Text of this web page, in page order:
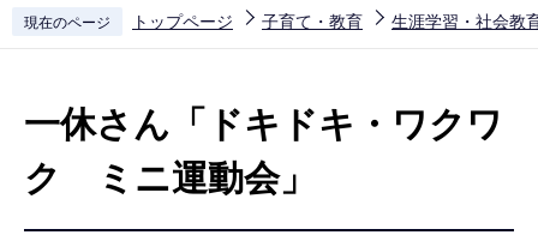
現在のページ トップページ 子育て・教育 生涯学習・社会教
一休さん「ドキドキ・ワクワ
ク ミニ運動会」